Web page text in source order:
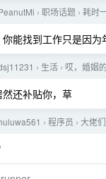
› 职场话题 › 耗时
能找到工作只是因为
› 生活 › 哎，婚姻
还补贴你，草
› 程序员 › 大佬